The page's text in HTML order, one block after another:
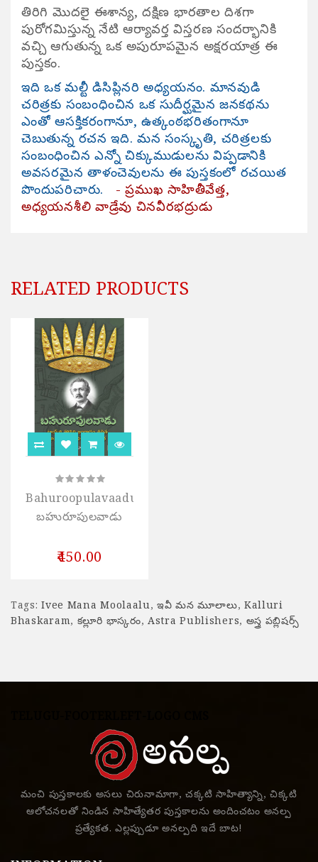
తిరిగి మొదలై ఈశాన్య, దక్షిణ భారతాల దిశగా
పురోగమిస్తున్న నేటి ఆర్యావర్త విస్తరణ సందర్భానికి
వచ్చి ఆగుతున్న ఒక అపురూపమైన అక్షరయాత్ర ఈ
పుస్తకం.
ఇది ఒక మల్టీ డిసిప్లినరి అధ్యయనం. మానవుడి
చరిత్రకు సంబంధించిన ఒక సుదీర్ఘమైన జనకథను
ఎంతో ఆసక్తికరంగానూ, ఉత్కంఠభరితంగానూ
చెబుతున్న రచన ఇది. మన సంస్కృతి, చరిత్రలకు
సంబంధించిన ఎన్నో చిక్కుముడులను విప్పడానికి
అవసరమైన తాళంచెవులను ఈ పుస్తకంలో రచయిత
పొందుపరిచారు.
- ప్రముఖ సాహితీవేత్త,
అధ్యయనశీలి వాడ్రేవు చినవీరభద్రుడు
RELATED PRODUCTS
Bahuroopulavaadu|
బహురూపులవాడు
₹450.00
Tags:Ivee Mana Moolaalu,ఇవీ మన మూలాలు, Kalluri
Bhaskaram, కల్లూరి భాస్కరం,Astra Publishers, అస్త్ర పబ్లిషర్స్
మంచి పుస్తకాలకు అసలు చిరునామాగా, చక్కటి సాహిత్యాన్ని, చిక్కటి
ఆలోచనలతో నిండిన సాహిత్యేతర పుస్తకాలను అందించటం అనల్ప
ప్రత్యేకత. ఎల్లప్పుడూ అనల్పది ఇదే బాట!